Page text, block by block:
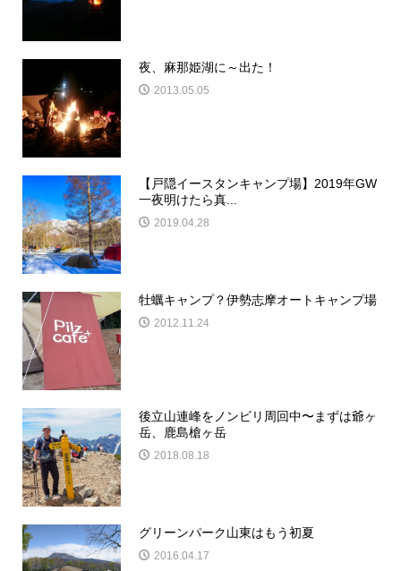
夜、麻那姫湖に～出た！
2013.05.05
【戸隠イースタンキャンプ場】2019年GW
一夜明けたら真...
2019.04.28
牡蠣キャンプ？伊勢志摩オートキャンプ場
2012.11.24
後立山連峰をノンビリ周回中〜まずは爺ヶ
岳、鹿島槍ヶ岳
2018.08.18
グリーンパーク山東はもう初夏
2016.04.17